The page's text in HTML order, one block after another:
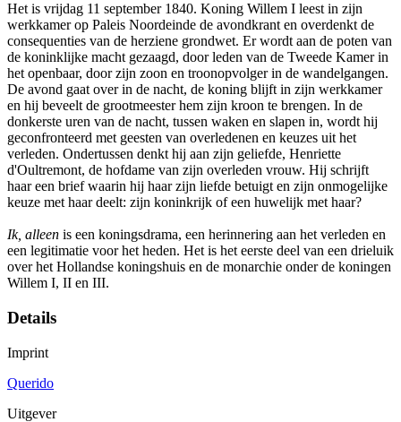
Het is vrijdag 11 september 1840. Koning Willem I leest in zijn
werkkamer op Paleis Noordeinde de avondkrant en overdenkt de
consequenties van de herziene grondwet. Er wordt aan de poten van
de koninklijke macht gezaagd, door leden van de Tweede Kamer in
het openbaar, door zijn zoon en troonopvolger in de wandelgangen.
De avond gaat over in de nacht, de koning blijft in zijn werkkamer
en hij beveelt de grootmeester hem zijn kroon te brengen. In de
donkerste uren van de nacht, tussen waken en slapen in, wordt hij
geconfronteerd met geesten van overledenen en keuzes uit het
verleden. Ondertussen denkt hij aan zijn geliefde, Henriette
d'Oultremont, de hofdame van zijn overleden vrouw. Hij schrijft
haar een brief waarin hij haar zijn liefde betuigt en zijn onmogelijke
keuze met haar deelt: zijn koninkrijk of een huwelijk met haar?
Ik, alleen is een koningsdrama, een herinnering aan het verleden en
een legitimatie voor het heden. Het is het eerste deel van een drieluik
over het Hollandse koningshuis en de monarchie onder de koningen
Willem I, II en III.
Details
Imprint
Querido
Uitgever